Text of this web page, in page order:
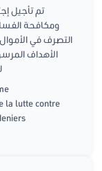
تم تأجيل
ومكافحة
التصرف في
الأهداف
la lutte contre